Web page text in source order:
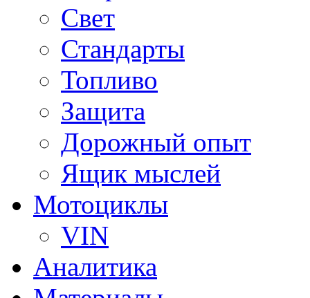
Свет
Стандарты
Топливо
Защита
Дорожный опыт
Ящик мыслей
Мотоциклы
VIN
Аналитика